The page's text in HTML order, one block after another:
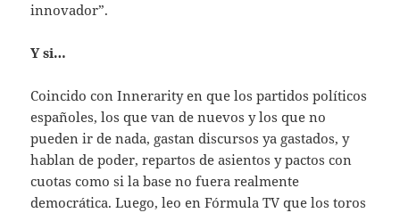
innovador”.
Y si…
Coincido con Innerarity en que los partidos políticos
españoles, los que van de nuevos y los que no
pueden ir de nada, gastan discursos ya gastados, y
hablan de poder, repartos de asientos y pactos con
cuotas como si la base no fuera realmente
democrática. Luego, leo en Fórmula TV que los toros